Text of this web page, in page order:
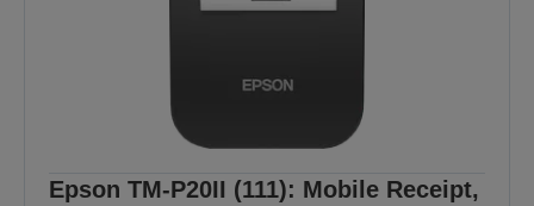
Epson TM-P20II (111): Mobile Receipt,